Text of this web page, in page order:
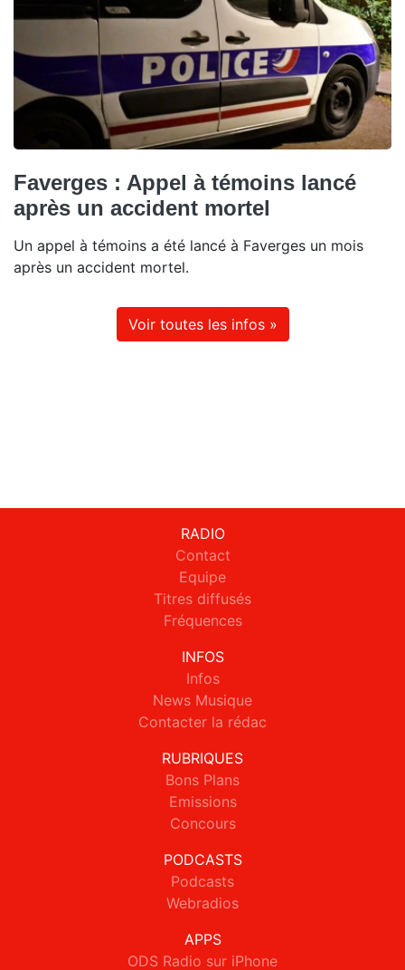
Faverges : Appel à témoins lancé
après un accident mortel
Un appel à témoins a été lancé à Faverges un mois
après un accident mortel.
Voir toutes les infos »
RADIO
Contact
Equipe
Titres diffusés
Fréquences
INFOS
Infos
News Musique
Contacter la rédac
RUBRIQUES
Bons Plans
Emissions
Concours
PODCASTS
Podcasts
Webradios
APPS
ODS Radio sur iPhone